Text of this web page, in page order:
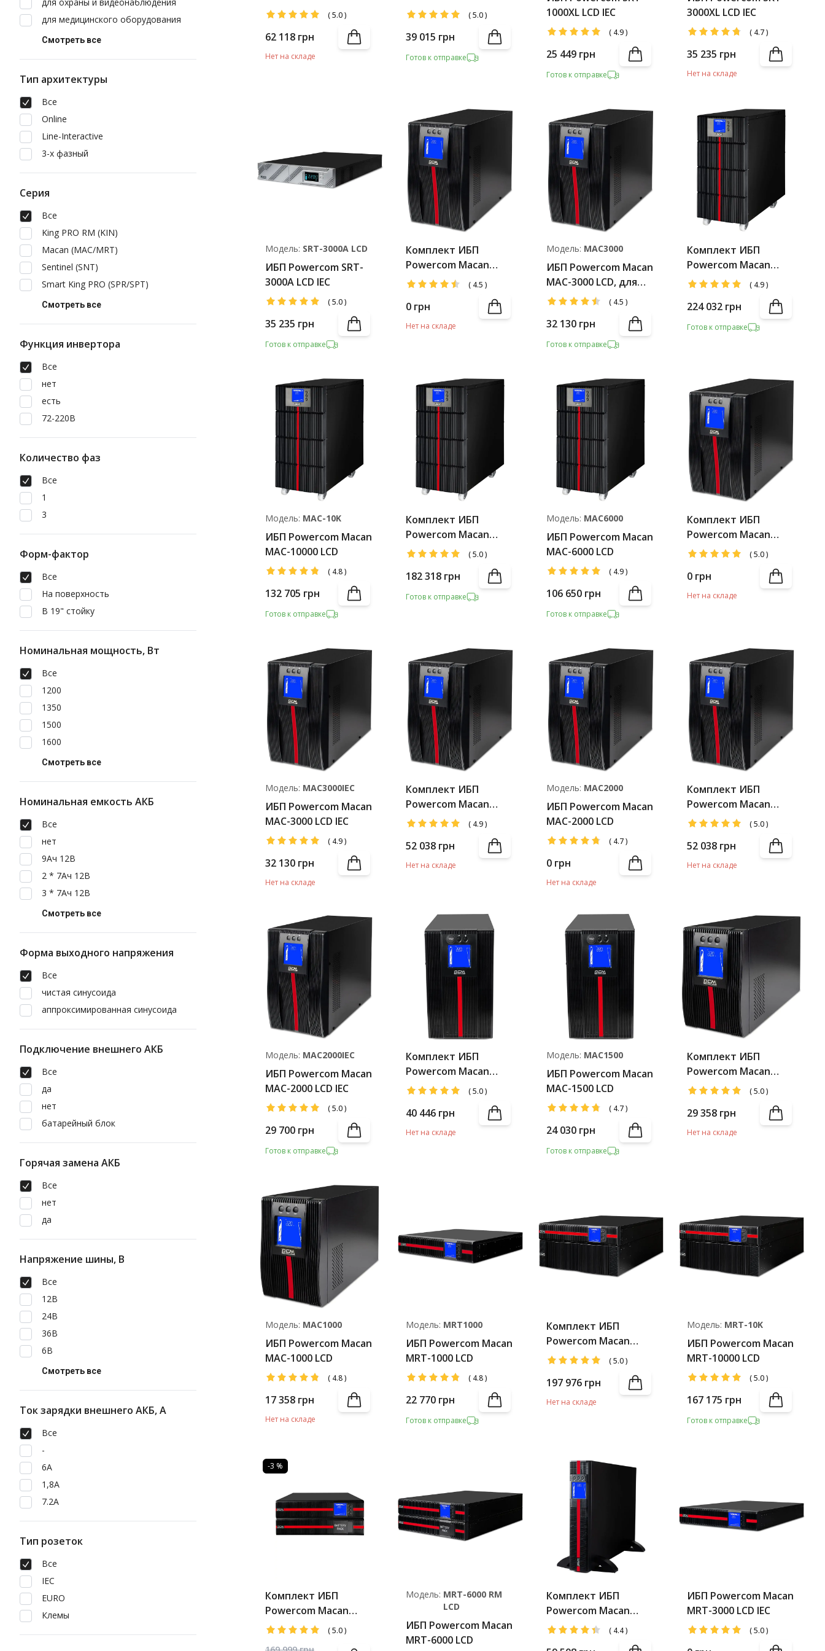
для медицинского оборудования
Смотреть все
Тип архитектуры
Все
Online
Line-Interactive
3-х фазный
Серия
Все
King PRO RM (KIN)
Macan (MAC/MRT)
Sentinel (SNT)
Smart King PRO (SPR/SPT)
Смотреть все
Функция инвертора
Все
нет
есть
72-220В
Количество фаз
Все
1
3
Форм-фактор
Все
На поверхность
В 19" стойку
Номинальная мощность, Вт
Все
1200
1350
1500
1600
Смотреть все
Номинальная емкость АКБ
Все
нет
9Ач 12В
2 * 7Ач 12В
3 * 7Ач 12В
Смотреть все
Форма выходного напряжения
Все
чистая синусоида
аппроксимированная синусоида
Подключение внешнего АКБ
Все
да
нет
батарейный блок
Горячая замена АКБ
Все
нет
да
Напряжение шины, В
Все
12В
24В
36В
6В
Смотреть все
Ток зарядки внешнего АКБ, А
Все
-
6A
1,8А
7.2А
Тип розеток
Все
IEC
EURO
Клемы
LCD IEC + Battery Pack
(5.0)
62 118 грн
Нет на складе
LCD IEC + Battery Pack
(5.0)
39 015 грн
Готов к отправке
1000XL LCD IEC
( 4.9)
25 449 грн
Готов к отправке
3000XL LCD IEC
( 4.7)
35 235 грн
Нет на складе
Модель: SRТ-3000A LCD
ИБП Powercom SRT-
3000A LCD IEC
(5.0)
35 235 грн
Готов к отправке
Комплект ИБП
Powercom Macan
MAC-3000 LCD +
( 4.5 )
0 грн
Нет на складе
Модель: MAC3000
ИБП Powercom Macan
MAC-3000 LCD, для
сервера
( 4.5 )
32 130 грн
Готов к отправке
Комплект ИБП
Powercom Macan
MAC-10000 LCD +
( 4.9)
224 032 грн
Готов к отправке
Модель: MAC-10K
ИБП Powercom Macan
MAC-10000 LCD
( 4.8)
132 705 грн
Готов к отправке
Комплект ИБП
Powercom Macan
MAC-6000 LCD +
charger)
(5.0)
182 318 грн
Готов к отправке
Модель: MAC6000
ИБП Powercom Macan
MAC-6000 LCD
( 4.9)
106 650 грн
Готов к отправке
Комплект ИБП
Powercom Macan
MAC-3000 LCD IEC +
(5.0)
0 грн
Нет на складе
Модель: MAC3000IEC
ИБП Powercom Macan
MAC-3000 LCD IEC
( 4.9)
32 130 грн
Нет на складе
Комплект ИБП
Powercom Macan
MAC-2000 LCD +
( 4.9)
52 038 грн
Нет на складе
Модель: MAC2000
ИБП Powercom Macan
MAC-2000 LCD
( 4.7)
0 грн
Нет на складе
Комплект ИБП
Powercom Macan
MAC-2000 LCD IEC +
(5.0)
52 038 грн
Нет на складе
Модель: MAC2000IEC
ИБП Powercom Macan
MAC-2000 LCD IEC
(5.0)
29 700 грн
Готов к отправке
Комплект ИБП
Powercom Macan
MAC-1500 LCD +
(5.0)
40 446 грн
Нет на складе
Модель: MAC1500
ИБП Powercom Macan
MAC-1500 LCD
( 4.7)
24 030 грн
Готов к отправке
Комплект ИБП
Powercom Macan
MAC-1000 LCD +
(5.0)
29 358 грн
Нет на складе
Модель: MAC1000
ИБП Powercom Macan
MAC-1000 LCD
( 4.8)
17 358 грн
Нет на складе
Модель: MRT1000
ИБП Powercom Macan
MRT-1000 LCD
( 4.8)
22 770 грн
Готов к отправке
Комплект ИБП
Powercom Macan
MRT-10000 LCD +
(5.0)
197 976 грн
Нет на складе
Модель: MRT-10K
ИБП Powercom Macan
MRT-10000 LCD
(5.0)
167 175 грн
Готов к отправке
-3 %
Комплект ИБП
Powercom Macan
MRT-6000 LCD +
(5.0)
Модель: MRT-6000 RM
LCD
ИБП Powercom Macan
MRT-6000 LCD
Комплект ИБП
Powercom Macan
MRT-3000 LCD +
( 4.4)
ИБП Powercom Macan
MRT-3000 LCD IEC
(5.0)